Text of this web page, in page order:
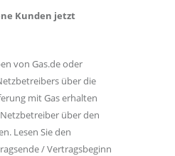
Kunden jetzt
von Gas.de oder
über die
mit Gas erhalten
über den
Lesen Sie den
/ Vertragsbeginn